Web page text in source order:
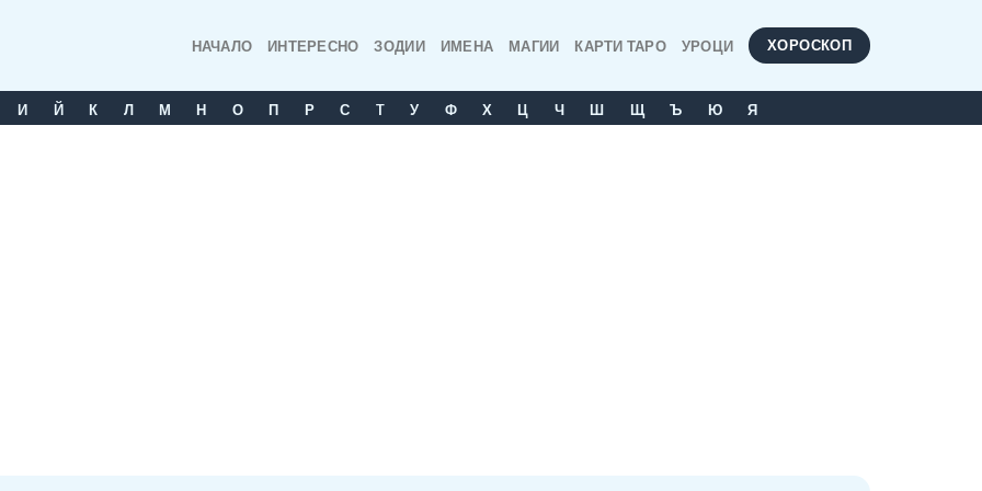
НАЧАЛО ИНТЕРЕСНО ЗОДИИ ИМЕНА МАГИИ КАРТИ ТАРО УРОЦИ ХОРОСКОП
И Й К Л М Н О П Р С T У Ф Х Ц Ч Ш Щ Ъ Ю Я